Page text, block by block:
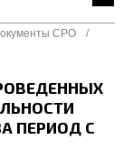
СРО
/
ПЕРИОД С